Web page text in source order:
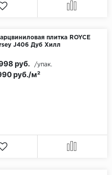
плитка ROYCE
J406 Дуб Хилл
руб./м²
руб. /упак.